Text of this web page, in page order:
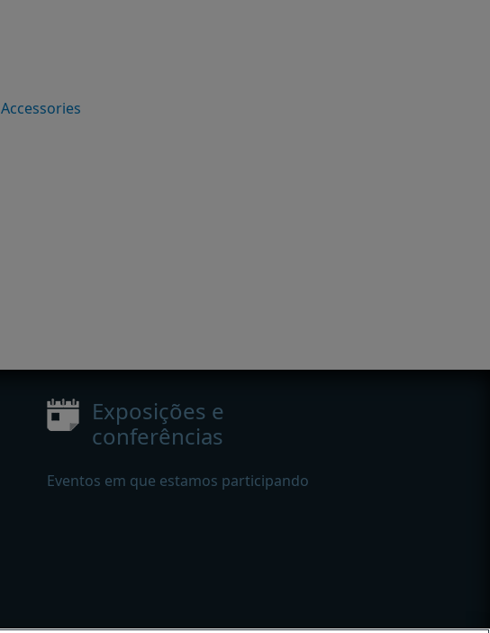
Accessories
Exposições e
conferências
Eventos em que estamos participando